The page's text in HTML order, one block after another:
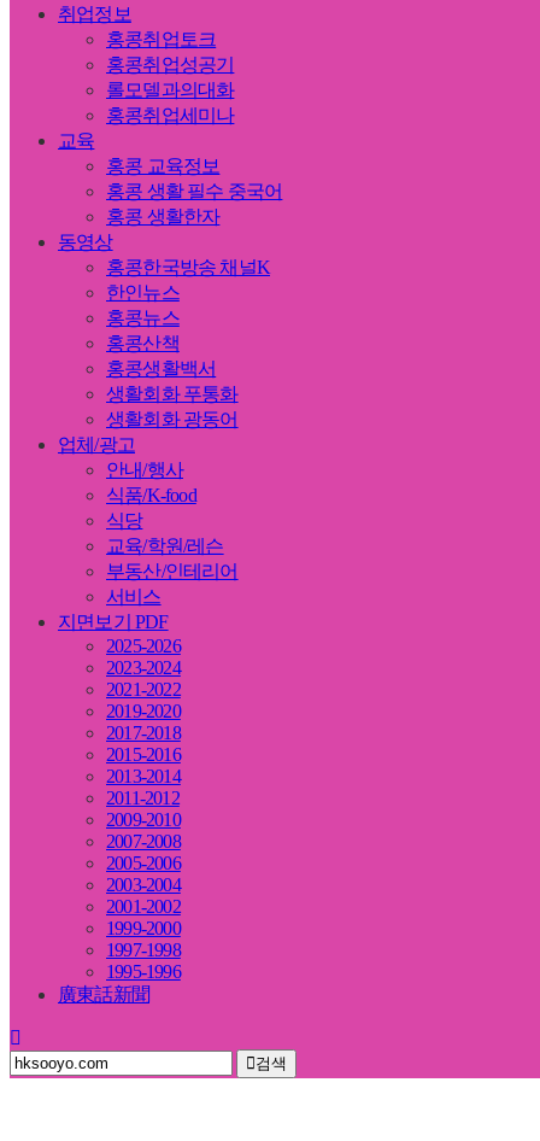
취업정보
홍콩취업토크
홍콩취업성공기
롤모델과의대화
홍콩취업세미나
교육
홍콩 교육정보
홍콩 생활 필수 중국어
홍콩 생활한자
동영상
홍콩한국방송 채널K
한인뉴스
홍콩뉴스
홍콩산책
홍콩생활백서
생활회화 푸통화
생활회화 광동어
업체/광고
안내/행사
식품/K-food
식당
교육/학원/레슨
부동산/인테리어
서비스
지면보기 PDF
2025-2026
2023-2024
2021-2022
2019-2020
2017-2018
2015-2016
2013-2014
2011-2012
2009-2010
2007-2008
2005-2006
2003-2004
2001-2002
1999-2000
1997-1998
1995-1996
廣東話新聞
검색